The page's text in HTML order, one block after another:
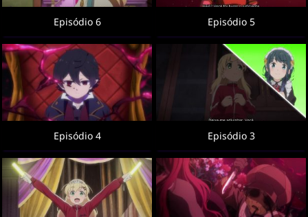
Episódio 6 Episódio 5
Episódio 4 Episódio 3